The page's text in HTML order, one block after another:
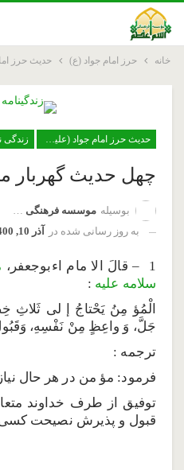
خانه حرز امام جواد (ع) حدیث حرز
حدیث حرز امام جواد (علیه السلام) زندگی
چهل حديث گهربار
بوسیله موسسه فرهنگی اسم اعظم
به روز رسانی شده در
آذر 10, 1400
1 – قالَ الا مام اءبوجعفر،
سلامه عليه :
الْمُؤ مِنُ يَحْتاجُ إ لى ثَلاثِ
جَلَّ، وَ واعِظٍ مِنْ نَفْسِهِ،
ترجمه :
فرمود: مؤ من در هر حال
توفيق از طرف خداوند
قبول و پذيرش نصيحت كسى